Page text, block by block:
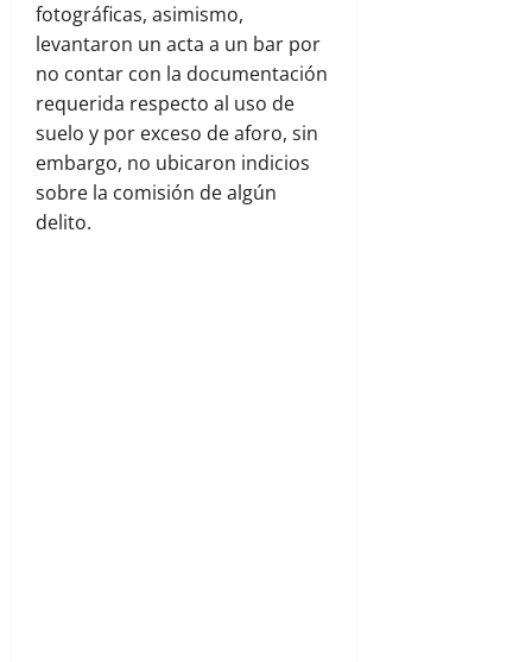
fotográficas, asimismo,
levantaron un acta a un bar por
no contar con la documentación
requerida respecto al uso de
suelo y por exceso de aforo, sin
embargo, no ubicaron indicios
sobre la comisión de algún
delito.